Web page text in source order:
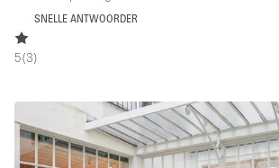
SNELLE ANTWOORDER
5(3)